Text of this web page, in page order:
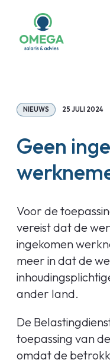
NIEUWS 25 JULI 2024
Geen
Voor de
vereist dat de
ingekomen
meer in dat de
ander land.
De
toepassing van
omdat de